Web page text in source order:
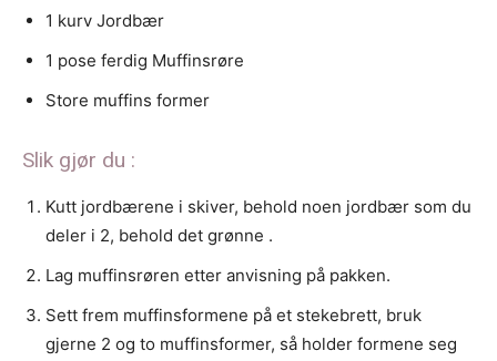
1 kurv Jordbær
1 pose ferdig Muffinsrøre
Store muffins former
Slik gjør du :
Kutt jordbærene i skiver, behold noen jordbær som du
deler i 2, behold det grønne .
Lag muffinsrøren etter anvisning på pakken.
Sett frem muffinsformene på et stekebrett, bruk
gjerne 2 og to muffinsformer, så holder formene seg